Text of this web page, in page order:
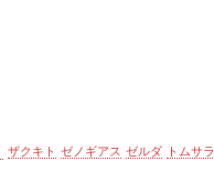
ザクキト ゼノギアス ゼルダ トムサラ